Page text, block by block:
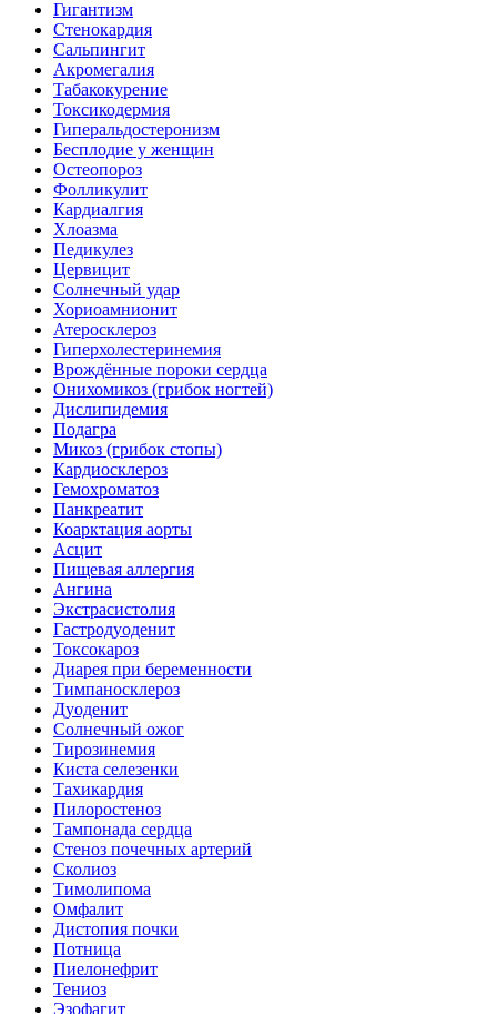
Гигантизм
Стенокардия
Сальпингит
Акромегалия
Табакокурение
Токсикодермия
Гиперальдостеронизм
Бесплодие у женщин
Остеопороз
Фолликулит
Кардиалгия
Хлоазма
Педикулез
Цервицит
Солнечный удар
Хориоамнионит
Атеросклероз
Гиперхолестеринемия
Врождённые пороки сердца
Онихомикоз (грибок ногтей)
Дислипидемия
Подагра
Микоз (грибок стопы)
Кардиосклероз
Гемохроматоз
Панкреатит
Коарктация аорты
Асцит
Пищевая аллергия
Ангина
Экстрасистолия
Гастродуоденит
Токсокароз
Диарея при беременности
Тимпаносклероз
Дуоденит
Солнечный ожог
Тирозинемия
Киста селезенки
Тахикардия
Пилоростеноз
Тампонада сердца
Стеноз почечных артерий
Сколиоз
Тимолипома
Омфалит
Дистопия почки
Потница
Пиелонефрит
Тениоз
Эзофагит